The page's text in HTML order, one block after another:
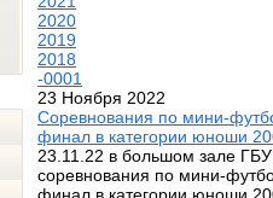
2020
2019
2018
-0001
23 Ноября 2022
Соревнования по мини-
финал в категории юноши
23.11.22 в большом зале
соревнования по мини-